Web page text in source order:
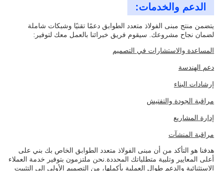
الدعم والخدمات:
يتضمن منتج مبنى الفولاذ متعدد الطوابق دعمًا تقنيًا وشبكات شاملة
لضمان نجاح مشروعك. سيقوم فريق خبرائنا بالعمل معك لتوفير:
المساعدة والاستشارات في التصميم
دعم الهندسة
إرشادات البناء
مراقبة الجودة والتفتيش
إدارة المشاريع
مراقبة المنشآت
هدفنا هو التأكد من أن مبنى الفولاذ متعدد الطوابق الخاص بك بني على
أعلى المعايير وتلبية متطلباتك المحددة.نحن ملتزمون بتوفير خدمة العملاء
الاستثنائية والدعم طوال العملية بأكملها، من التصميم الأولي إلى التثبيت